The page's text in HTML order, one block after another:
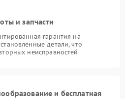
и запчасти
гарантия на
детали, что
неисправностей
и бесплатная